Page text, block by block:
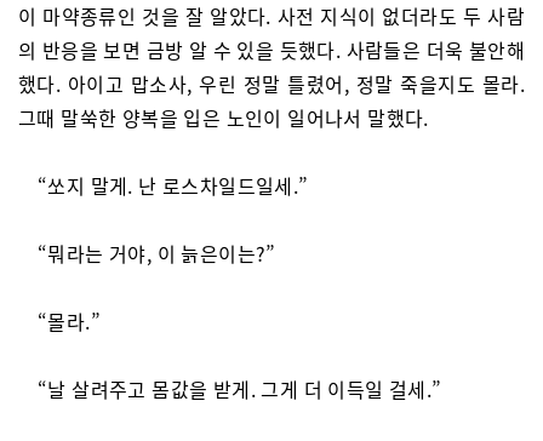
이 마약종류인 것을 잘 알았다. 사전 지식이 없더라도 두 사람
의 반응을 보면 금방 알 수 있을 듯했다. 사람들은 더욱 불안해
했다. 아이고 맙소사, 우린 정말 틀렸어, 정말 죽을지도 몰라.
그때 말쑥한 양복을 입은 노인이 일어나서 말했다.
“쏘지 말게. 난 로스차일드일세.”
“뭐라는 거야, 이 늙은이는?”
“몰라.”
“날 살려주고 몸값을 받게. 그게 더 이득일 걸세.”